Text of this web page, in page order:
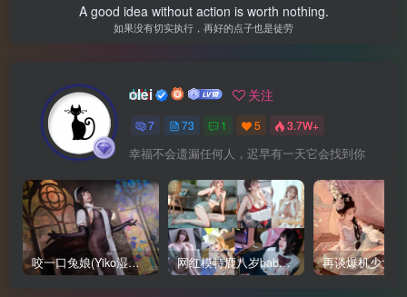
A good idea without action is worth nothing.
如果没有切实执行，再好的点子也是徒劳
olei 关注
7 73 1 5 3.7W+
幸福不会遗漏任何人，迟早有一天它会找到你
咬一口兔娘(Yiko湿润兔、黏黏团子兔)写真合集下载 网红模特鹿八岁baby写真合集